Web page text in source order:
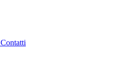
Contatti